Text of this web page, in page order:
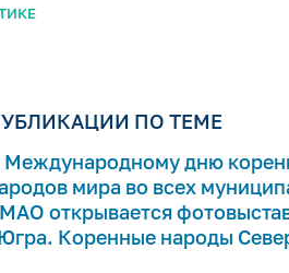
ПО ТЕМЕ
Международному дню
мира во всех
открывается
Коренные народы